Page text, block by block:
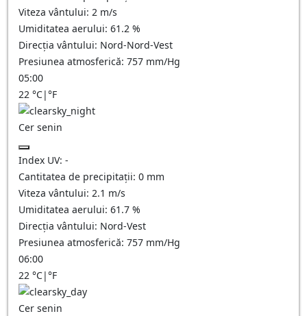
Viteza vântului: 2 m/s
Umiditatea aerului: 61.2 %
Direcția vântului: Nord-Nord-Vest
Presiunea atmosferică: 757 mm/Hg
05:00
22 °C|°F
Cer senin
Index UV: -
Cantitatea de precipitații: 0 mm
Viteza vântului: 2.1 m/s
Umiditatea aerului: 61.7 %
Direcția vântului: Nord-Vest
Presiunea atmosferică: 757 mm/Hg
06:00
22 °C|°F
Cer senin